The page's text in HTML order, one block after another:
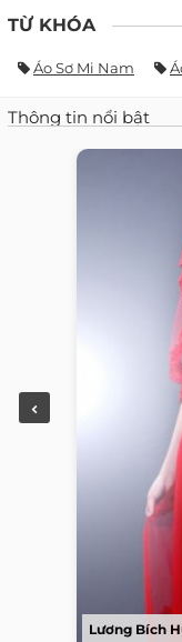
TỪ KHÓA
Áo Sơ Mi Nam
Thông tin nổi bật
Lương Bích